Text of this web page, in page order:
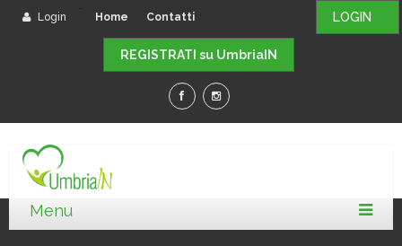
LOGIN
Login Home Contatti
REGISTRATI su UmbriaIN